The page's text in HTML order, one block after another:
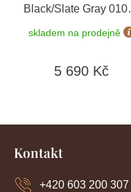
Black/Slate Gray 010-
výměny do 90 dní
skladem na prodejně
5 690 Kč
Z
Kontakt
+420 603 200 307